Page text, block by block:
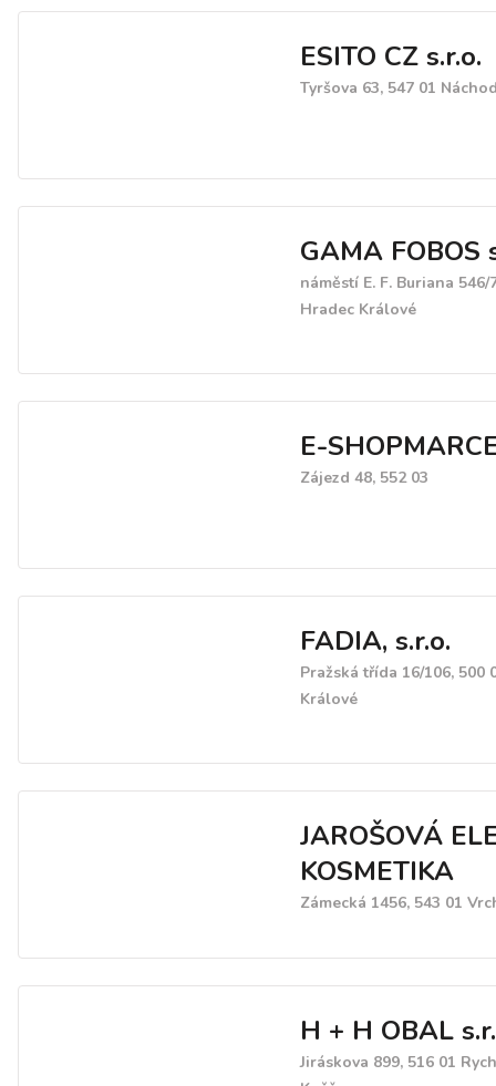
ESITO CZ s.r.o.
Tyršova 63, 547 01
GAMA FOBOS
náměstí E. F. Buriana 546/
Hradec Králové
E-
Zájezd 48, 552 03
FADIA, s.r.o.
Pražská třída 16/106, 500
Králové
JAROŠOVÁ
KOSMETIKA
Zámecká 1456, 543 01
H + H OBAL
Jiráskova 899, 516 01